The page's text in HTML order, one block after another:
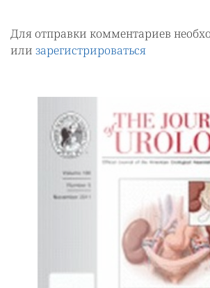
Для отправки комментариев
или зарегистрироваться